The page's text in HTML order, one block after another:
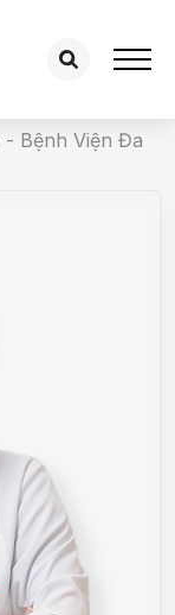
- Bệnh Viện Đa